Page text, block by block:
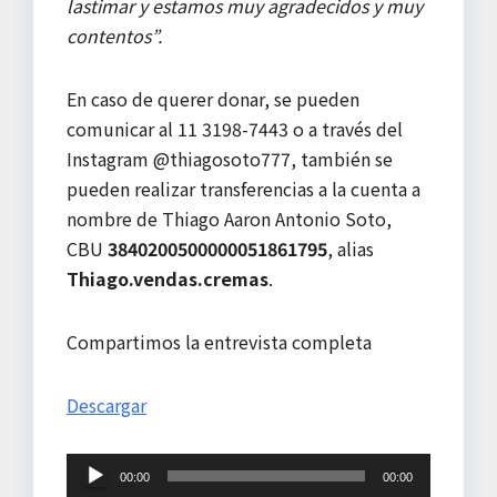
lastimar y estamos muy agradecidos y muy
contentos”.
En caso de querer donar, se pueden
comunicar al 11 3198-7443 o a través del
Instagram @thiagosoto777, también se
pueden realizar transferencias a la cuenta a
nombre de Thiago Aaron Antonio Soto,
CBU 3840200500000051861795, alias
Thiago.vendas.cremas.
Compartimos la entrevista completa
Descargar
Reproductor
00:00 00:00